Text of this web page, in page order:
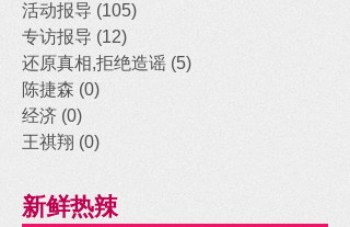
活动报导 (105)
专访报导 (12)
还原真相,拒绝造谣 (5)
陈捷森 (0)
经济 (0)
王祺翔 (0)
新鲜热辣